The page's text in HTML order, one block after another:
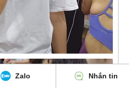
Zalo Nhắn tin